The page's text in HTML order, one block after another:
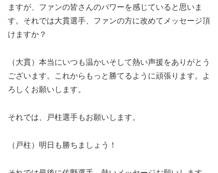
ますが、ファンの皆さんのパワーを感じていると思いま
す。それでは大貫選手、ファンの方に改めてメッセージ頂
けますか？
（大貫）本当にいつも温かいそして熱い声援をありがとう
ございます。これからもっと勝てるように頑張ります。よ
ろしくお願いします。
それでは、戸柱選手もお願いします。
（戸柱）明日も勝ちましょう！